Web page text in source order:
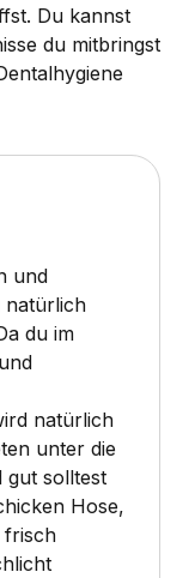
Du kannst
du mitbringst
und
natürlich
du im
natürlich
unter die
gut solltest
Hose,
frisch